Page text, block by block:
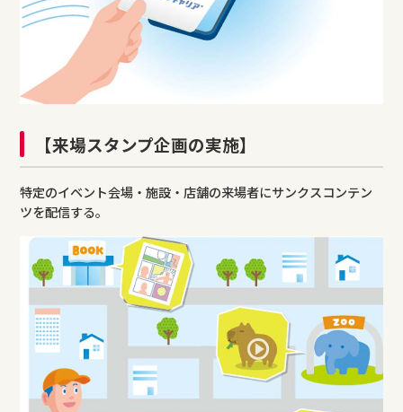
【来場スタンプ企画の実施】
特定のイベント会場・施設・店舗の来場者にサンクスコンテン
ツを配信する。